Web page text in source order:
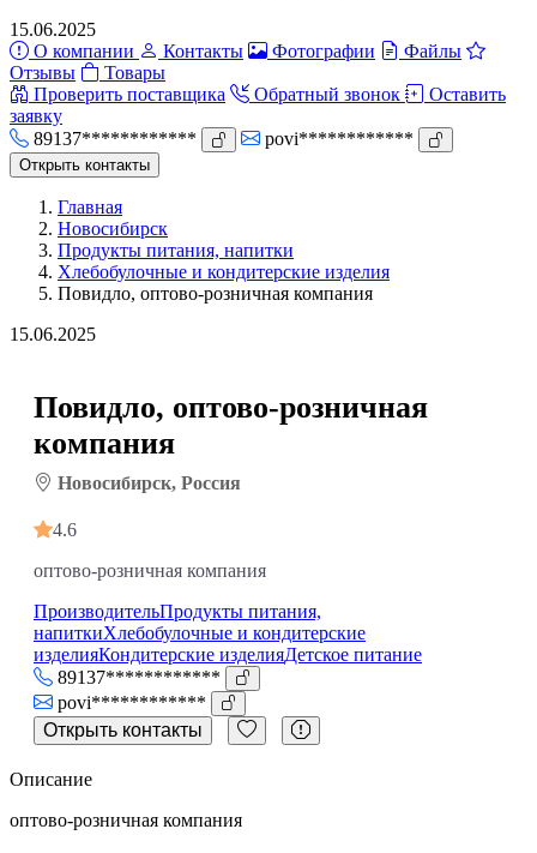
15.06.2025
О компании
Контакты Фотографии
Файлы
Отзывы
Товары
Проверить поставщика
Обратный звонок
Оставить
заявку
89137************
povi************
Открыть контакты
Главная
Новосибирск
Продукты питания, напитки
Хлебобулочные и кондитерские изделия
Повидло, оптово-розничная компания
15.06.2025
Повидло, оптово-розничная
компания
Новосибирск, Россия
4.6
оптово-розничная компания
ПроизводительПродукты питания,
напиткиХлебобулочные и кондитерские
изделияКондитерские изделияДетское питание
89137************
povi************
Открыть контакты
Описание
оптово-розничная компания